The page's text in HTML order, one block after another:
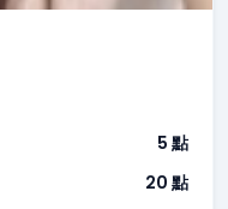
5 點
20 點